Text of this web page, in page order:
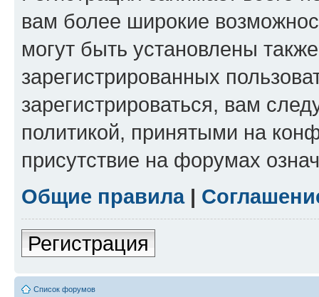
вам более широкие
могут быть установлены
зарегистрированных
зарегистрироваться, вам
политикой, принятыми на
присутствие на форумах
Общие правила|
Регистрация
Список форумов